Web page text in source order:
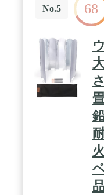
No.5 68